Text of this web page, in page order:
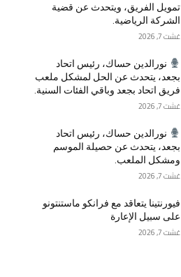
تمويل الفريق، ويتحدث عن قضية
الشركة الرياضية.
غشت 7, 2026
نورالدين حساك، رئيس اتحاد
بجعد، يتحدث عن الحل لمشكل ملعب
فريق اتحاد بجعد وباقي الفئات السنية.
غشت 7, 2026
نورالدين حساك، رئيس اتحاد
بجعد، يتحدث عن حصيلة الموسم
ومشكل الملعب.
غشت 7, 2026
فيورنتينا يتعاقد مع فرانكو ماستنتونو
على سبيل الإعارة
غشت 7, 2026